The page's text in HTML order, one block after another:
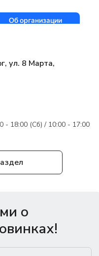
ул. 8 Марта,
- 18:00 (Сб) / 10:00 - 17:00
о